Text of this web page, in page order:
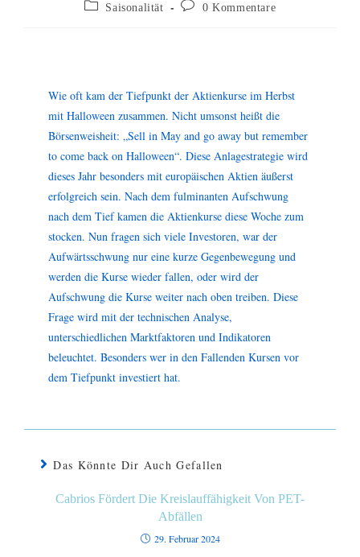
Saisonalität 0 Kommentare
Wie oft kam der Tiefpunkt der Aktienkurse im Herbst
mit Halloween zusammen. Nicht umsonst heißt die
Börsenweisheit: „Sell in May and go away but remember
to come back on Halloween“. Diese Anlagestrategie wird
dieses Jahr besonders mit europäischen Aktien äußerst
erfolgreich sein. Nach dem fulminanten Aufschwung
nach dem Tief kamen die Aktienkurse diese Woche zum
stocken. Nun fragen sich viele Investoren, war der
Aufwärtsschwung nur eine kurze Gegenbewegung und
werden die Kurse wieder fallen, oder wird der
Aufschwung die Kurse weiter nach oben treiben. Diese
Frage wird mit der technischen Analyse,
unterschiedlichen Marktfaktoren und Indikatoren
beleuchtet. Besonders wer in den Fallenden Kursen vor
dem Tiefpunkt investiert hat.
Das Könnte Dir Auch Gefallen
Cabrios Fördert Die Kreislauffähigkeit Von PET-
Abfällen
29. Februar 2024